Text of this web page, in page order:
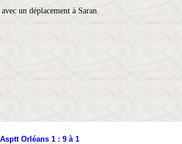
un déplacement à Saran.
Orléans 1 : 9 à 1